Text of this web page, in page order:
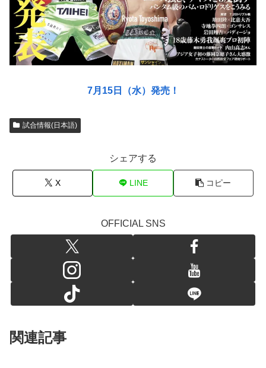
7月15日（水）発売！
試合情報(日本語)
シェアする
X LINE コピー
OFFICIAL SNS
関連記事